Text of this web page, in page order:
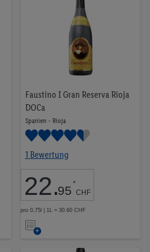
Faustino I Gran Reserva Rioja
DOCa
Spanien - Rioja
1 Bewertung
22.95 *
CHF
pro 0,75l | 1L = 30.60 CHF
Auf